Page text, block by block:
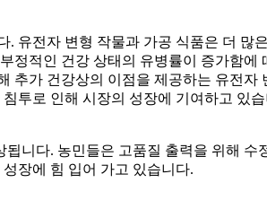
유전자 변형 작물과 가공 식품은 더 많
적인 건강 상태의 유병률이 증가함에
가 건강상의 이점을 제공하는 유전
투로 인해 시장의 성장에 기여하고 있
니다. 농민들은 고품질 출력을 위해
장에 힘 입어 가고 있습니다.